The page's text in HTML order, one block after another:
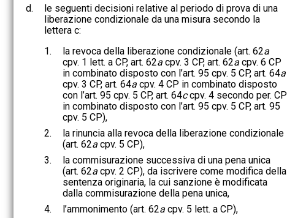
d.
le seguenti decisioni relative al periodo di prova di una
liberazione condizionale da una misura secondo la
lettera c:
1.
la revoca della liberazione condizionale (art. 62a
cpv. 1 lett. a CP, art. 62acpv. 3 CP, art. 62acpv. 6 CP
in combinato disposto con l’art. 95 cpv. 5 CP, art. 64a
cpv. 3 CP, art. 64acpv. 4 CP in combinato disposto
con l’art. 95 cpv. 5 CP, art. 64ccpv. 4 secondo per. CP
in combinato disposto con l’art. 95 cpv. 5 CP, art. 95
cpv. 5 CP),
2.
la rinuncia alla revoca della liberazione condizionale
(art. 62acpv. 5 CP),
3.
la commisurazione successiva di una pena unica
(art. 62acpv. 2 CP), da iscrivere come modifica della
sentenza originaria, la cui sanzione è modificata
dalla commisurazione della pena unica,
4.
l’ammonimento (art. 62acpv. 5 lett. a CP),